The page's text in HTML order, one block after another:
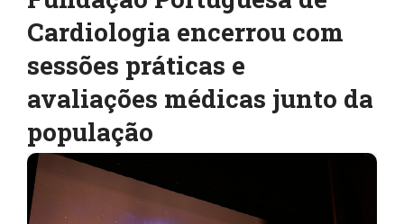
Cardiologia encerrou com
sessões práticas e
avaliações médicas junto da
população